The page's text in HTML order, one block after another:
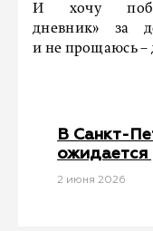
И хочу
дневник» за
и не прощаюсь –
В Санкт-
ожидается
2 июня 2026